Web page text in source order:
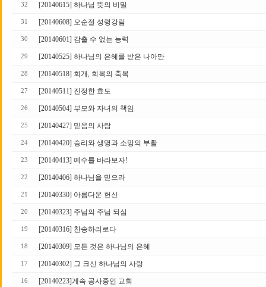
32 [20140615] 하나님 뜻의 비밀
31 [20140608] 오순절 성령강림
30 [20140601] 감출 수 없는 능력
29 [20140525] 하나님의 은혜를 받은 나아만
28 [20140518] 회개, 회복의 축복
27 [20140511] 진정한 효도
26 [20140504] 부모와 자녀의 책임
25 [20140427] 믿음의 사람
24 [20140420] 승리와 생명과 소망의 부활
23 [20140413] 예수를 바라보자!
22 [20140406] 하나님을 믿으라
21 [20140330] 아름다운 헌신
20 [20140323] 주님의 주님 되심
19 [20140316] 찬송하리로다
18 [20140309] 모든 것은 하나님의 은혜
17 [20140302] 그 크신 하나님의 사랑
16 [20140223]계속 공사중인 교회